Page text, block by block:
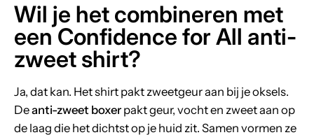
Wil je het combineren met
een Confidence for All anti-
zweet shirt?
Ja, dat kan. Het shirt pakt zweetgeur aan bij je oksels.
Deanti-zweet boxer pakt geur, vocht en zweet aan op
de laag die het dichtst op je huid zit. Samen vormen ze